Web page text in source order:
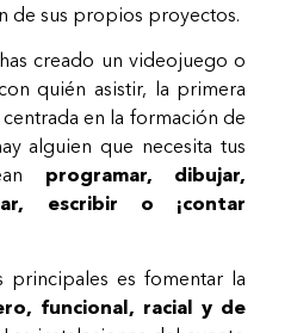
de sus propios proyectos.
creado un videojuego o
quién asistir, la primera
en la formación de
alguien que necesita tus
programar, dibujar,
escribir o ¡contar
es fomentar la
funcional, racial y de